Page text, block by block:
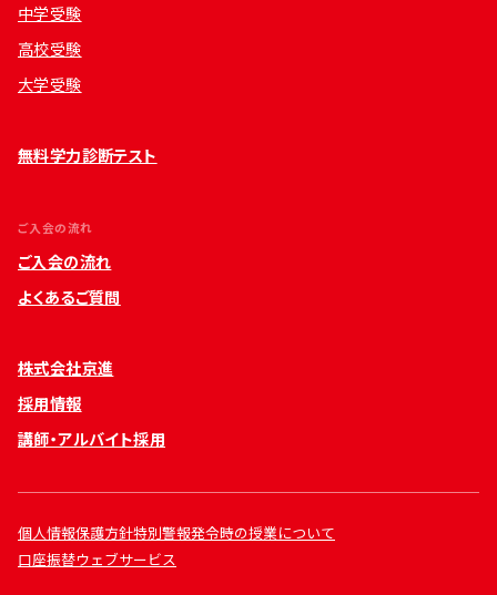
中学受験
高校受験
大学受験
無料学力診断テスト
ご入会の流れ
ご入会の流れ
よくあるご質問
株式会社京進
採用情報
講師・アルバイト採用
個人情報保護方針特別警報発令時の授業について
口座振替ウェブサービス